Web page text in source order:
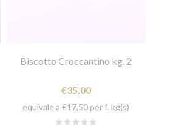
Biscotto Croccantino kg. 2
€35,00
equivale a €17,50 per 1 kg(s)